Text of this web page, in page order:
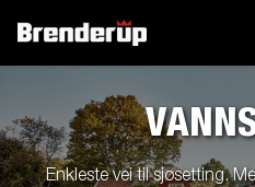
Enkleste vei til sjøsetting.